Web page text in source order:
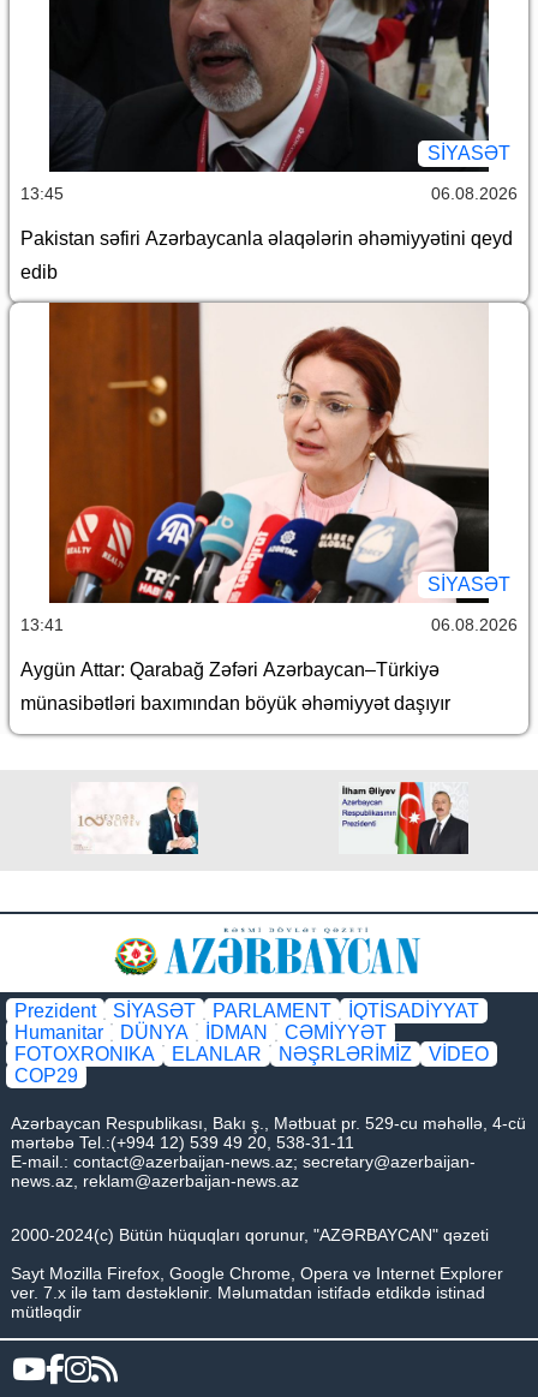
SİYASƏT
13:45 06.08.2026
Pakistan səfiri Azərbaycanla əlaqələrin əhəmiyyətini qeyd
edib
SİYASƏT
13:41 06.08.2026
Aygün Attar: Qarabağ Zəfəri Azərbaycan–Türkiyə
münasibətləri baxımından böyük əhəmiyyət daşıyır
Prezident SİYASƏT PARLAMENT
İQTİSADİYYAT
Humanitar
DÜNYA İDMAN
CƏMİYYƏT
FOTOXRONIKA
ELANLAR NƏŞRLƏRİMİZ
VİDEO
COP29
Azərbaycan Respublikası, Bakı ş., Mətbuat pr. 529-cu məhəllə, 4-cü
mərtəbə Tel.:(+994 12) 539 49 20, 538-31-11
E-mail.: contact@azerbaijan-news.az; secretary@azerbaijan-
news.az, reklam@azerbaijan-news.az
2000-2024(c) Bütün hüquqları qorunur, "AZƏRBAYCAN" qəzeti
Sayt Mozilla Firefox, Google Chrome, Opera və Internet Explorer
ver. 7.x ilə tam dəstəklənir. Məlumatdan istifadə etdikdə istinad
mütləqdir